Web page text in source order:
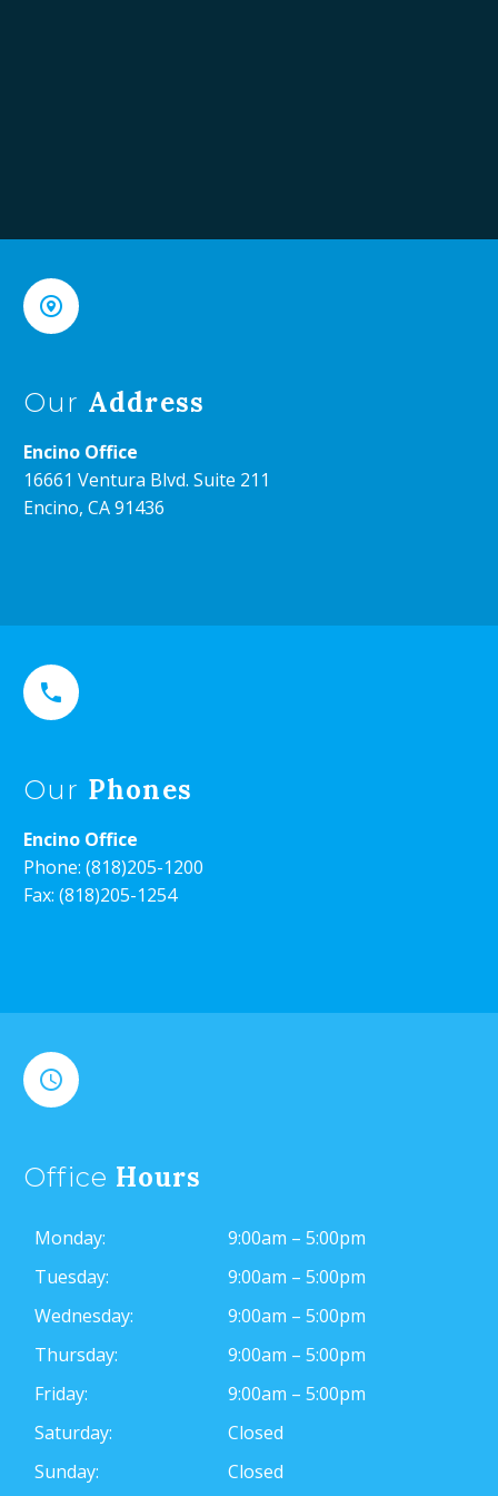


Our Address
Encino Office
16661 Ventura Blvd. Suite 211
Encino, CA 91436


Our Phones
Encino Office
Phone: (818)205-1200
Fax: (818)205-1254


Office Hours
Monday:
9:00am – 5:00pm
Tuesday:
9:00am – 5:00pm
Wednesday:
9:00am – 5:00pm
Thursday:
9:00am – 5:00pm
Friday:
9:00am – 5:00pm
Saturday:
Closed
Sunday:
Closed